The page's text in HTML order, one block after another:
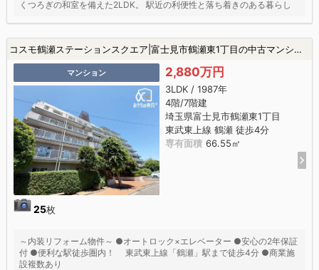
くつろぎの和室を備えた2LDK。 駅近の利便性と落ち着きのある暮らし
コスモ鶴瀬ステーションスクエア|富士見市鶴瀬東1丁目の中古マンション
マンション
25枚
2,880万円
3LDK / 1987年
4階/7階建
埼玉県富士見市鶴瀬東1丁目
東武東上線 鶴瀬 徒歩4分
専有面積 66.55㎡
～内装リフォーム物件～ ●オートロック×エレベーター ●安心の2年保証
付 ●便利な駅徒歩圏内！ 東武東上線「鶴瀬」駅まで徒歩4分 ●商業施
設複数あり